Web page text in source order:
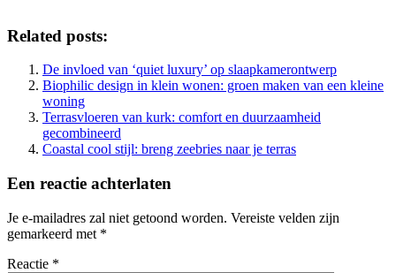
Related posts:
De invloed van ‘quiet luxury’ op slaapkamerontwerp
Biophilic design in klein wonen: groen maken van een kleine
woning
Terrasvloeren van kurk: comfort en duurzaamheid
gecombineerd
Coastal cool stijl: breng zeebries naar je terras
Een reactie achterlaten
Je e-mailadres zal niet getoond worden. Vereiste velden zijn
gemarkeerd met *
Reactie *